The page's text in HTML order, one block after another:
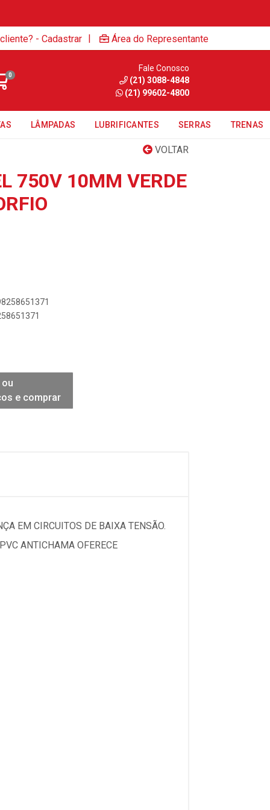
- Cadastrar | Área do Representante
0
Fale Conosco
(21) 3088-4848
(21) 99602-4800
LÂMPADAS LUBRIFICANTES SERRAS TRENAS
VOLTAR
750V 10MM VERDE
e comprar
EM CIRCUITOS DE BAIXA TENSÃO.
ANTICHAMA OFERECE